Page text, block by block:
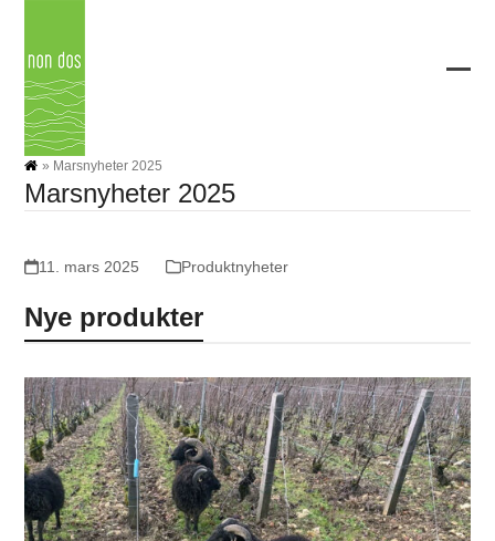
content
» Marsnyheter 2025
Marsnyheter 2025
11. mars 2025 Produktnyheter
Nye produkter